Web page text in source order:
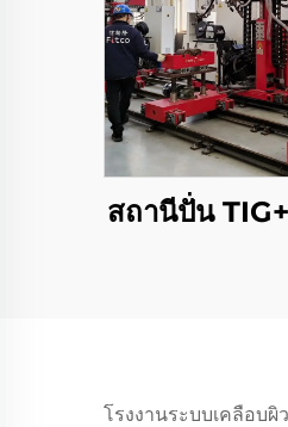
สถานีปั่น
โรงงานระบบเคลือบ